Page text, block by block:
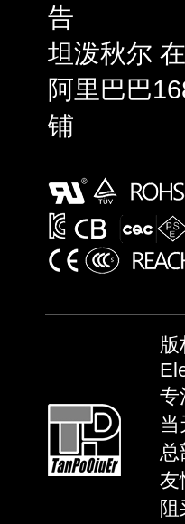
告
坦泼秋尔
阿里巴巴
铺
版
专
总
友
阻